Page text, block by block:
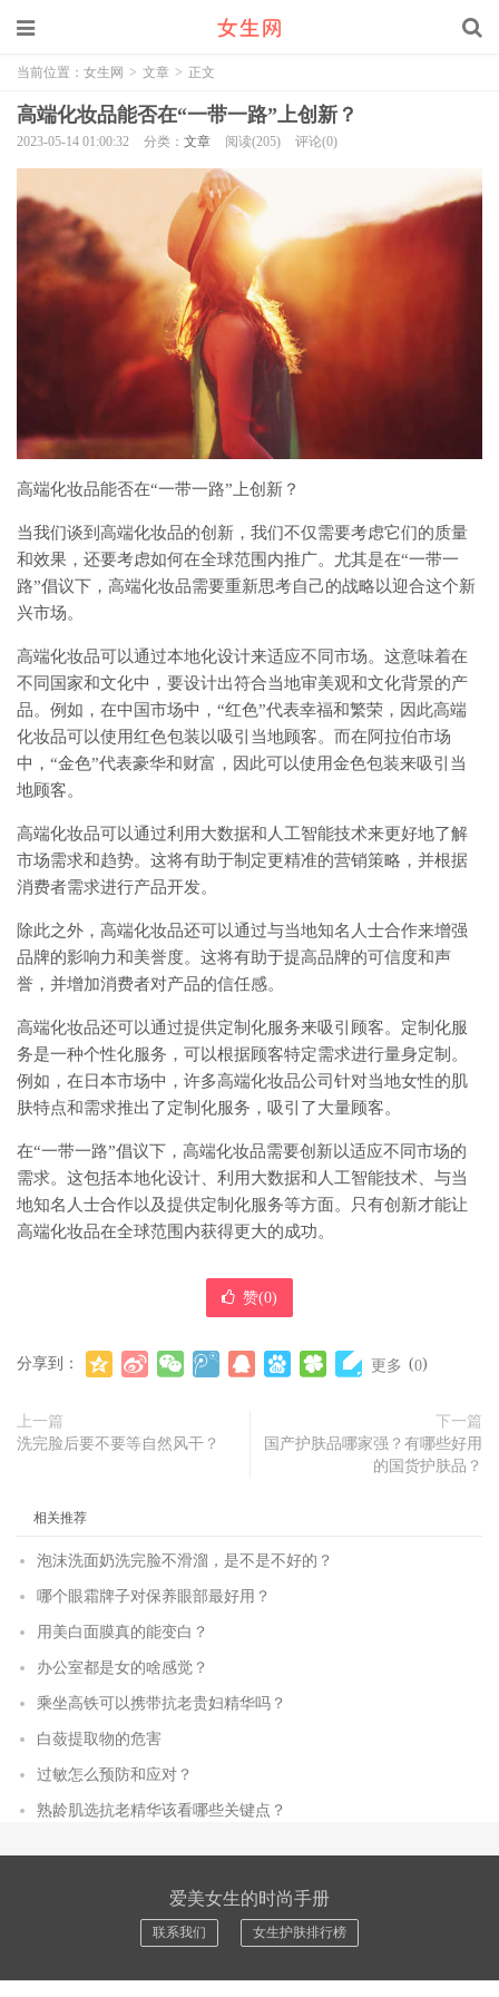
当前位置： 女生网 > 文章 > 正文
高端化妆品能否在“一带一路”上创新？
2023-05-14 01:00:32 分类： 文章 阅读(205) 评论(0)
高端化妆品能否在“一带一路”上创新？
当我们谈到高端化妆品的创新，我们不仅需要考虑它们的质量
和效果，还要考虑如何在全球范围内推广。尤其是在“一带一
路”倡议下，高端化妆品需要重新思考自己的战略以迎合这个新
兴市场。
高端化妆品可以通过本地化设计来适应不同市场。这意味着在
不同国家和文化中，要设计出符合当地审美观和文化背景的产
品。例如，在中国市场中，“红色”代表幸福和繁荣，因此高端
化妆品可以使用红色包装以吸引当地顾客。而在阿拉伯市场
中，“金色”代表豪华和财富，因此可以使用金色包装来吸引当
地顾客。
高端化妆品可以通过利用大数据和人工智能技术来更好地了解
市场需求和趋势。这将有助于制定更精准的营销策略，并根据
消费者需求进行产品开发。
除此之外，高端化妆品还可以通过与当地知名人士合作来增强
品牌的影响力和美誉度。这将有助于提高品牌的可信度和声
誉，并增加消费者对产品的信任感。
高端化妆品还可以通过提供定制化服务来吸引顾客。定制化服
务是一种个性化服务，可以根据顾客特定需求进行量身定制。
例如，在日本市场中，许多高端化妆品公司针对当地女性的肌
肤特点和需求推出了定制化服务，吸引了大量顾客。
在“一带一路”倡议下，高端化妆品需要创新以适应不同市场的
需求。这包括本地化设计、利用大数据和人工智能技术、与当
地知名人士合作以及提供定制化服务等方面。只有创新才能让
高端化妆品在全球范围内获得更大的成功。
赞(0)
分享到： 更多 (0)
上一篇
洗完脸后要不要等自然风干？
下一篇
国产护肤品哪家强？有哪些好用
的国货护肤品？
相关推荐
泡沫洗面奶洗完脸不滑溜，是不是不好的？
哪个眼霜牌子对保养眼部最好用？
用美白面膜真的能变白？
办公室都是女的啥感觉？
乘坐高铁可以携带抗老贵妇精华吗？
白蔹提取物的危害
过敏怎么预防和应对？
熟龄肌选抗老精华该看哪些关键点？
爱美女生的时尚手册
联系我们 女生护肤排行榜